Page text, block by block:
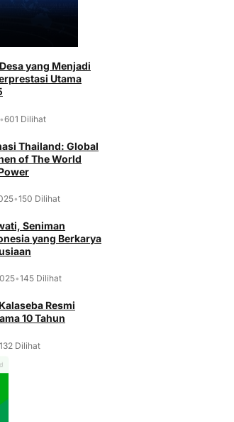
yang Menjadi
Utama
•601 Dilihat
Thailand: Global
of The World
•150 Dilihat
Seniman
yang Berkarya
•145 Dilihat
Resmi
10 Tahun
132 Dilihat